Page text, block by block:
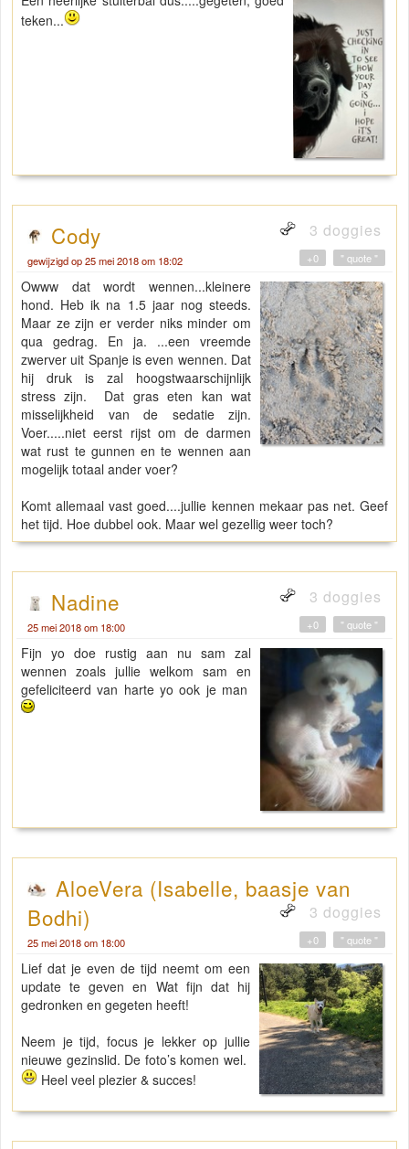
teken...
Cody 3 doggies
gewijzigd op 25 mei 2018 om 18:02 " quote "
+0
Owww dat wordt wennen...kleinere
hond. Heb ik na 1.5 jaar nog steeds.
Maar ze zijn er verder niks minder om
qua gedrag. En ja. ...een vreemde
zwerver uit Spanje is even wennen. Dat
hij druk is zal hoogstwaarschijnlijk
stress zijn. Dat gras eten kan wat
misselijkheid van de sedatie zijn.
Voer.....niet eerst rijst om de darmen
wat rust te gunnen en te wennen aan
mogelijk totaal ander voer?
Komt allemaal vast goed....jullie kennen mekaar pas net. Geef
het tijd. Hoe dubbel ook. Maar wel gezellig weer toch?
Nadine 3 doggies
25 mei 2018 om 18:00 " quote "
+0
Fijn yo doe rustig aan nu sam zal
wennen zoals jullie welkom sam en
gefeliciteerd van harte yo ook je man
AloeVera (Isabelle, baasje van
Bodhi)
3 doggies
25 mei 2018 om 18:00 " quote "
+0
Lief dat je even de tijd neemt om een
update te geven en Wat fijn dat hij
gedronken en gegeten heeft!
Neem je tijd, focus je lekker op jullie
nieuwe gezinslid. De foto’s komen wel.
Heel veel plezier & succes!